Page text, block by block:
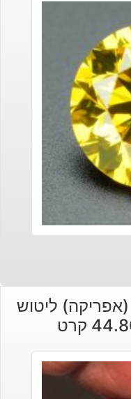
(אפריקה) ליטוש